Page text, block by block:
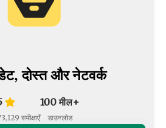
दोस्त और नेटवर्क
समीक्षाएँ
100 मील+
डाउनलोड